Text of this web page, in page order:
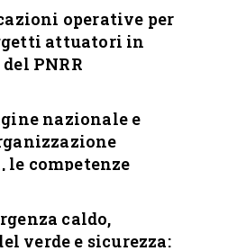
operative per
attuatori in
PNRR
nazionale e
competenze
di gestione
italiani
caldo,
verde e sicurezza: